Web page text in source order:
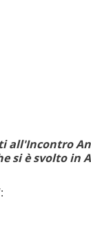
all'Incontro
si è svolto in